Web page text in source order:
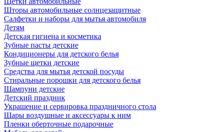
Шторы автомобильные солнцезащитные
Салфетки и наборы для мытья автомобиля
Детям
Детская гигиена и косметика
Зубные пасты детские
Кондиционеры для детского белья
Зубные щетки детские
Средства для мытья детской посуды
Стиральные порошки для детского белья
Шампуни детские
Детский праздник
Украшение и сервировка праздничного стола
Шары воздушные и аксессуары к ним
Пленки оберточные подарочные